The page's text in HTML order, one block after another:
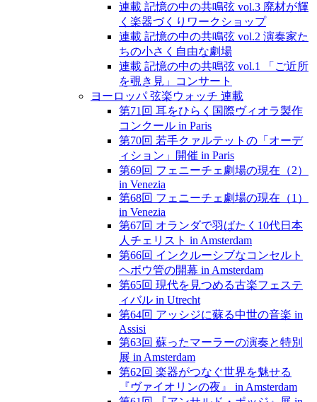
連載 記憶の中の共鳴弦 vol.3 廃材が輝
く楽器づくりワークショップ
連載 記憶の中の共鳴弦 vol.2 演奏家た
ちの小さく自由な劇場
連載 記憶の中の共鳴弦 vol.1 「ご近所
を覗き見」コンサート
ヨーロッパ 弦楽ウォッチ 連載
第71回 耳をひらく国際ヴィオラ製作
コンクール in Paris
第70回 若手クァルテットの「オーデ
ィション」開催 in Paris
第69回 フェニーチェ劇場の現在（2）
in Venezia
第68回 フェニーチェ劇場の現在（1）
in Venezia
第67回 オランダで羽ばたく10代日本
人チェリスト in Amsterdam
第66回 インクルーシブなコンセルト
ヘボウ管の開幕 in Amsterdam
第65回 現代を見つめる古楽フェステ
ィバル in Utrecht
第64回 アッシジに蘇る中世の音楽 in
Assisi
第63回 蘇ったマーラーの演奏と特別
展 in Amsterdam
第62回 楽器がつなぐ世界を魅せる
『ヴァイオリンの夜』 in Amsterdam